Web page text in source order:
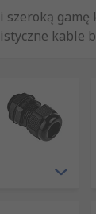
szeroką
kable
kablami i